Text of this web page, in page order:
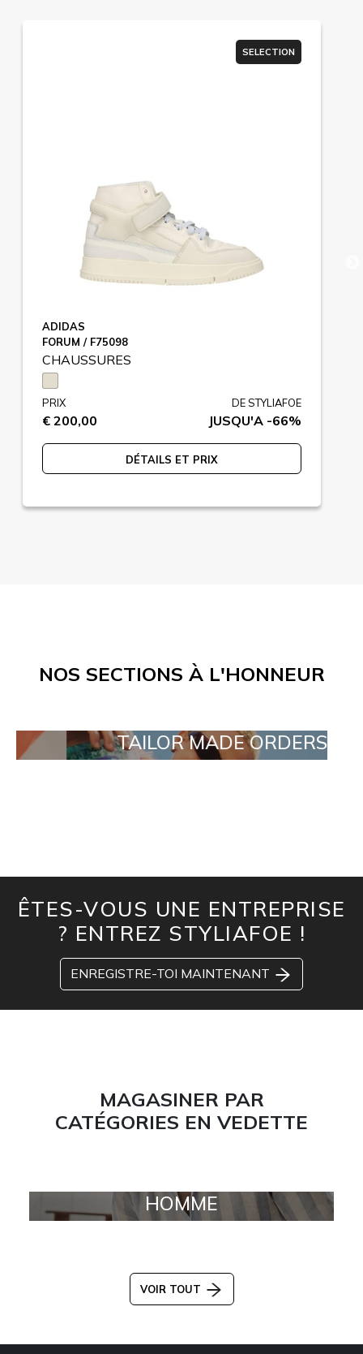
SELECTION
ADIDAS
FORUM / F75098
CHAUSSURES
PRIX
€ 200,00
DE STYLIAFOE
JUSQU'A -66%
DÉTAILS ET PRIX
NOS SECTIONS À L'HONNEUR
TAILOR MADE ORDERS
ÊTES-VOUS UNE ENTREPRISE
? ENTREZ STYLIAFOE !
ENREGISTRE-TOI MAINTENANT
MAGASINER PAR
CATÉGORIES EN VEDETTE
HOMME
VOIR TOUT